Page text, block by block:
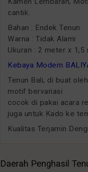
cantik.
Bahan : Endek Tenun
Warna : Tidak Alami
Ukuran : 2 meter x 1,5
Kebaya Modern
Tenun Bali, di buat
motif bervariasi
cocok di pakai acara
juga untuk Kado ke
Kualitas Terjamin
Daerah Penghasil